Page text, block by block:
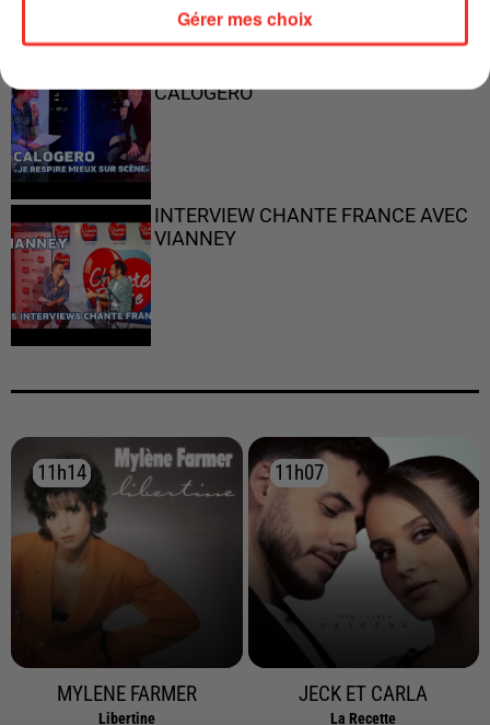
CALOGERO
INTERVIEW CHANTE FRANCE AVEC
VIANNEY
11h14
11h14
MYLENE FARMER
Libertine
11h07
11h07
JECK ET CARLA
La Recette
Gérer mes choix